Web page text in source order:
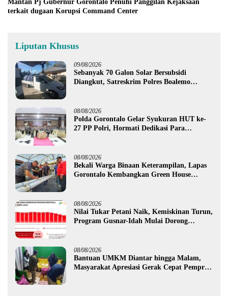
Mantan Pj Gubernur Gorontalo Penuhi Panggilan Kejaksaan
terkait dugaan Korupsi Command Center
Liputan Khusus
09/08/2026
Sebanyak 70 Galon Solar Bersubsidi
Diangkut, Satreskrim Polres Boalemo
08/08/2026
Polda Gorontalo Gelar Syukuran HUT ke-
27 PP Polri, Hormati Dedikasi Para
08/08/2026
Bekali Warga Binaan Keterampilan, Lapas
Gorontalo Kembangkan Green House
08/08/2026
Nilai Tukar Petani Naik, Kemiskinan Turun,
Program Gusnar-Idah Mulai Dorong
08/08/2026
Bantuan UMKM Diantar hingga Malam,
Masyarakat Apresiasi Gerak Cepat Pemprov